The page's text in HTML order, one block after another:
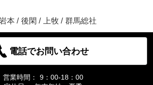
本 / 後閑 / 上牧 / 群馬総社
電話でお問い合わせ
営業時間：
9：00-18：00